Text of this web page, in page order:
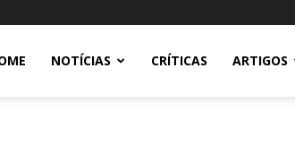
NOTÍCIAS CRÍTICAS ARTIGOS